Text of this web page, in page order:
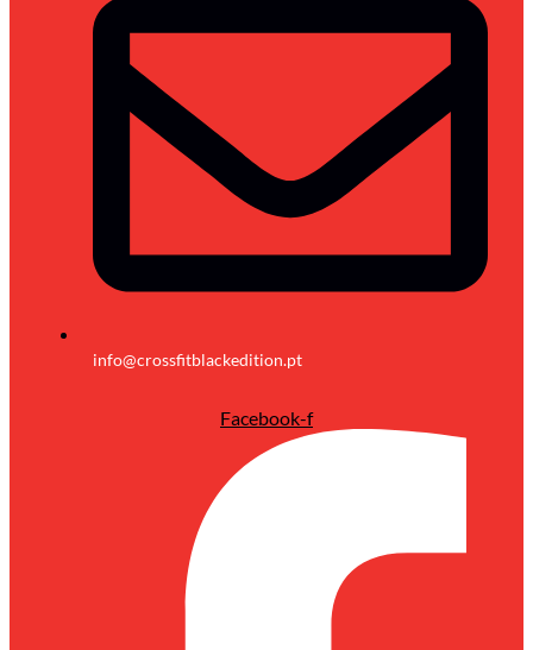
info@crossfitblackedition.pt
Facebook-f